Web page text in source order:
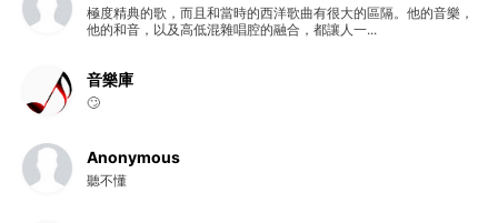
極度精典的歌，而且和當時的西洋歌曲有很大的區隔。他的音樂，
他的和音，以及高低混雜唱腔的融合，都讓人一...
音樂庫
🙄
Anonymous
聽不懂